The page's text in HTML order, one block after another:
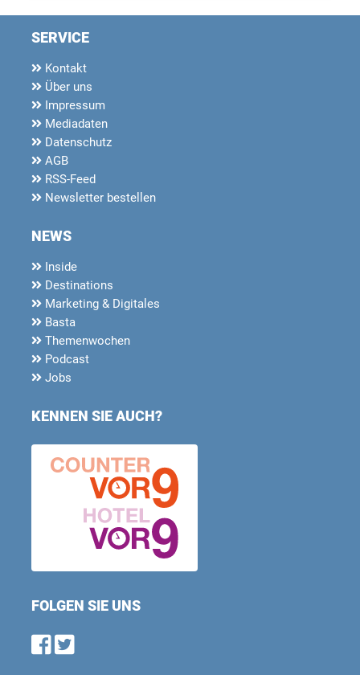
SERVICE
Kontakt
Über uns
Impressum
Mediadaten
Datenschutz
AGB
RSS-Feed
Newsletter bestellen
NEWS
Inside
Destinations
Marketing & Digitales
Basta
Themenwochen
Podcast
Jobs
KENNEN SIE AUCH?
FOLGEN SIE UNS
Find us on Facebook
Follow us on Twitter